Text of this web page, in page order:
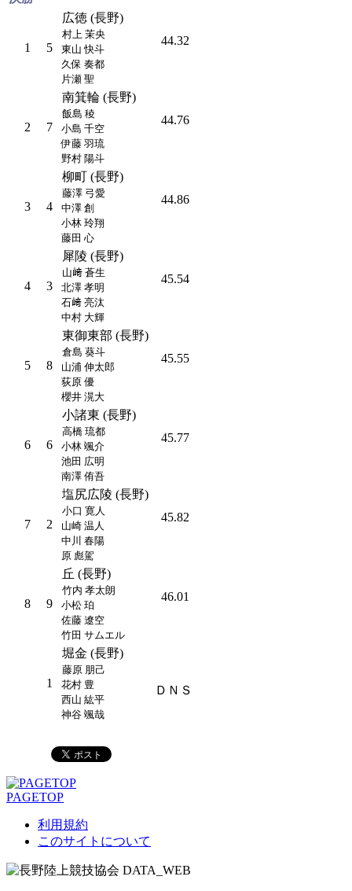
1 5
広徳 (長野)
村上 茉央
東山 快斗
久保 奏都
片瀬 聖
44.32
2 7
南箕輪 (長野)
飯島 稜
小島 千空
伊藤 羽琉
野村 陽斗
44.76
3 4
柳町 (長野)
藤澤 弓愛
中澤 創
小林 玲翔
藤田 心
44.86
4 3
犀陵 (長野)
山﨑 蒼生
北澤 孝明
石﨑 亮汰
中村 大輝
45.54
5 8
東御東部 (長野)
倉島 葵斗
山浦 伸太郎
荻原 優
櫻井 滉大
45.55
6 6
小諸東 (長野)
高橋 琉都
小林 颯介
池田 広明
南澤 侑吾
45.77
7 2
塩尻広陵 (長野)
小口 寛人
山崎 温人
中川 春陽
原 彪駕
45.82
8 9
丘 (長野)
竹内 孝太朗
小松 珀
佐藤 遼空
竹田 サムエル
46.01
1
堀金 (長野)
藤原 朋己
花村 豊
西山 紘平
神谷 颯哉
ＤＮＳ
PAGETOP
利用規約
このサイトについて